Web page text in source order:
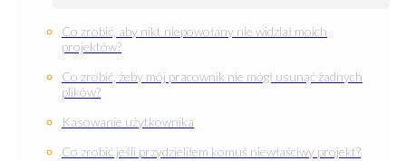
Co zrobić, aby nikt niepowołany nie widział moich
projektów?
Co zrobić, żeby mój pracownik nie mógł usunąć żadnych
plików?
Kasowanie użytkownika
Co zrobić jeśli przydzieliłem komuś niewłaściwy projekt?